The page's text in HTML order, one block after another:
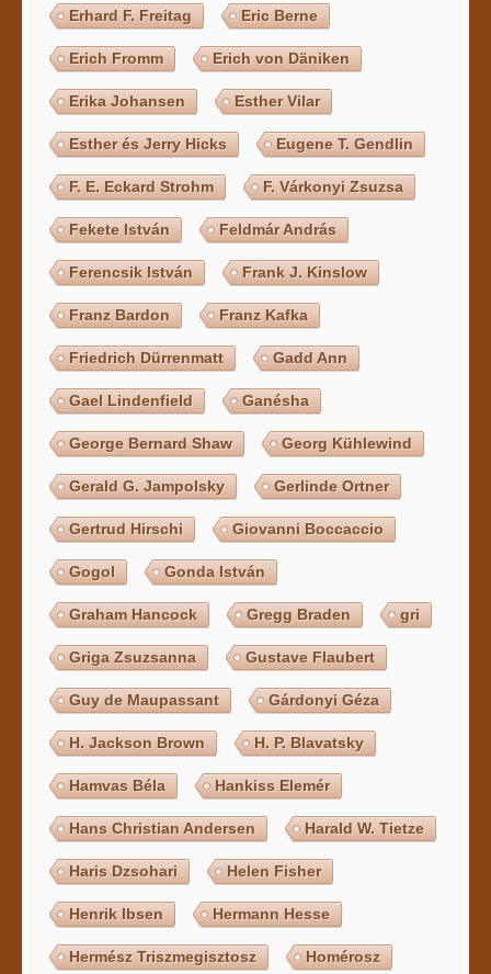
Erhard F. Freitag Eric Berne
Erich Fromm Erich von Däniken
Erika Johansen Esther Vilar
Esther és Jerry Hicks Eugene T. Gendlin
F. E. Eckard Strohm F. Várkonyi Zsuzsa
Fekete István Feldmár András
Ferencsik István Frank J. Kinslow
Franz Bardon Franz Kafka
Friedrich Dürrenmatt Gadd Ann
Gael Lindenfield Ganésha
George Bernard Shaw Georg Kühlewind
Gerald G. Jampolsky Gerlinde Ortner
Gertrud Hirschi Giovanni Boccaccio
Gogol Gonda István
Graham Hancock Gregg Braden gri
Griga Zsuzsanna Gustave Flaubert
Guy de Maupassant Gárdonyi Géza
H. Jackson Brown H. P. Blavatsky
Hamvas Béla Hankiss Elemér
Hans Christian Andersen Harald W. Tietze
Haris Dzsohari Helen Fisher
Henrik Ibsen Hermann Hesse
Hermész Triszmegisztosz Homérosz